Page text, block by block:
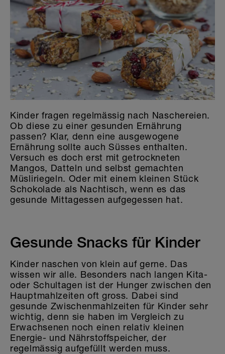
Kinder fragen regelmässig nach Naschereien.
Ob diese zu einer gesunden Ernährung
passen? Klar, denn eine ausgewogene
Ernährung sollte auch Süsses enthalten.
Versuch es doch erst mit getrockneten
Mangos, Datteln und selbst gemachten
Müsliriegeln. Oder mit einem kleinen Stück
Schokolade als Nachtisch, wenn es das
gesunde Mittagessen aufgegessen hat.
Gesunde Snacks für Kinder
Kinder naschen von klein auf gerne. Das
wissen wir alle. Besonders nach langen Kita-
oder Schultagen ist der Hunger zwischen den
Hauptmahlzeiten oft gross. Dabei sind
gesunde Zwischenmahlzeiten für Kinder sehr
wichtig, denn sie haben im Vergleich zu
Erwachsenen noch einen relativ kleinen
Energie- und Nährstoffspeicher, der
regelmässig aufgefüllt werden muss.